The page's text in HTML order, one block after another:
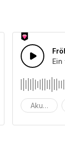
übergeht.
Piano-Blues mit
Akustisch